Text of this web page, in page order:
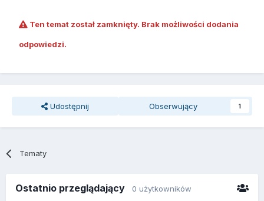
Ten temat został zamknięty. Brak możliwości dodania
odpowiedzi.
Udostępnij Obserwujący 1
Tematy
Ostatnio przeglądający 0 użytkowników